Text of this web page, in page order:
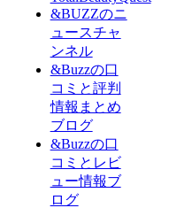
&BUZZのニ
ュースチャ
ンネル
&Buzzの口
コミと評判
情報まとめ
ブログ
&Buzzの口
コミとレビ
ュー情報ブ
ログ